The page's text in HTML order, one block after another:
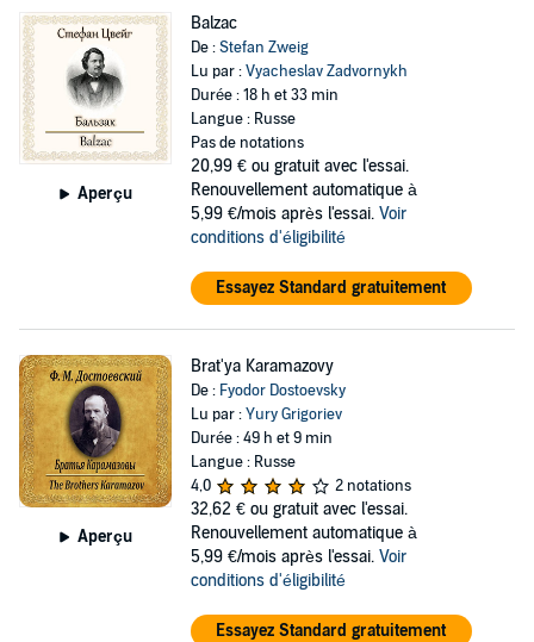
Aperçu
Balzac
De :Stefan Zweig
Lu par :Vyacheslav Zadvornykh
Durée : 18 h et 33 min
Langue : Russe
Pas de notations
20,99 € ou gratuit avec l'essai.
Renouvellement automatique à
5,99 €/mois après l'essai. Voir
conditions d'éligibilité
Essayez Standard gratuitement
Aperçu
Brat'ya Karamazovy
De : Fyodor Dostoevsky
Lu par :Yury Grigoriev
Durée : 49 h et 9 min
Langue : Russe
4,0
2 notations
32,62 € ou gratuit avec l'essai.
Renouvellement automatique à
5,99 €/mois après l'essai. Voir
conditions d'éligibilité
Essayez Standard gratuitement